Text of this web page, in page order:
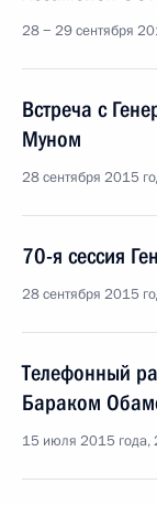
28 − 29 сентября
Встреча с
Муном
28 сентября 2015
70-я сессия
28 сентября 2015
Телефонный
Бараком
15 июля 2015 года,